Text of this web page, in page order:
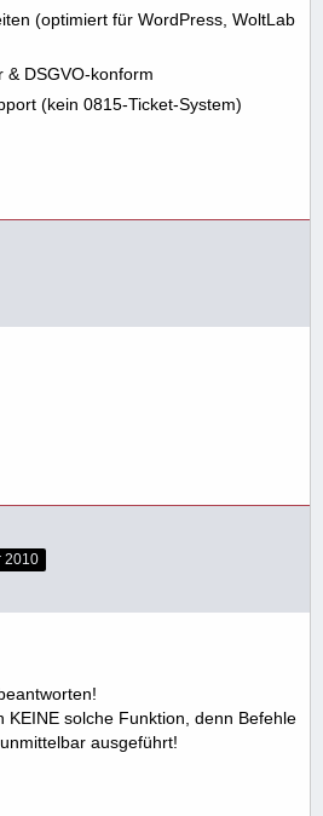
(optimiert für WordPress, WoltLab
DSGVO-konform
(kein 0815-Ticket-System)
2010
KEINE solche Funktion, denn Befehle
ausgeführt!